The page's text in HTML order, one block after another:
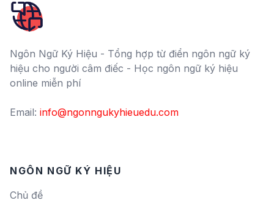
Ngôn Ngữ Ký Hiệu - Tổng hợp từ điển ngôn ngữ ký
hiệu cho người câm điếc - Học ngôn ngữ ký hiệu
online miễn phí
Email: info@ngonngukyhieuedu.com
NGÔN NGỮ KÝ HIỆU
Chủ đề